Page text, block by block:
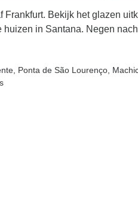
Frankfurt. Bekijk het glazen
in Santana. Negen
, Ponta de São Lourenço ,